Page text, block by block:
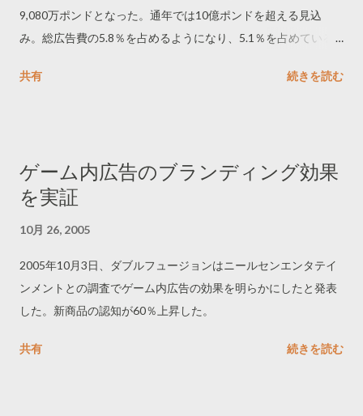
9,080万ポンドとなった。通年では10億ポンドを超える見込
み。総広告費の5.8％を占めるようになり、5.1％を占めている
共有
続きを読む
ゲーム内広告のブランディング効果
を実証
10月 26, 2005
2005年10月3日、ダブルフュージョンはニールセンエンタテイ
ンメントとの調査でゲーム内広告の効果を明らかにしたと発表
した。新商品の認知が60％上昇した。
共有 続きを読む